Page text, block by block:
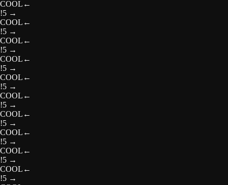
COOL ←
!5 →
COOL ←
!5 →
COOL ←
!5 →
COOL ←
!5 →
COOL ←
!5 →
COOL ←
!5 →
COOL ←
!5 →
COOL ←
!5 →
COOL ←
!5 →
COOL ←
!5 →